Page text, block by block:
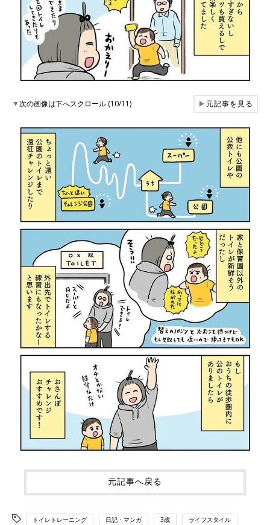
▼次の画像は下へスクロール (10/11) ▶元記事を見る
元記事へ戻る
トイレトレーニング 日記・マンガ 3歳 ライフスタイル